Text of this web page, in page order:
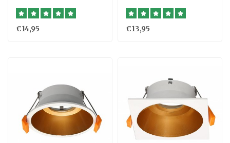
diamètre 110 mm
€14,95
85mm
€13,95